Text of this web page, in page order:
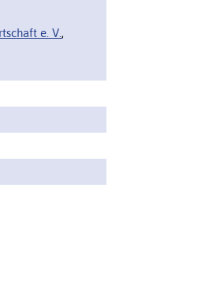
e. V. ,